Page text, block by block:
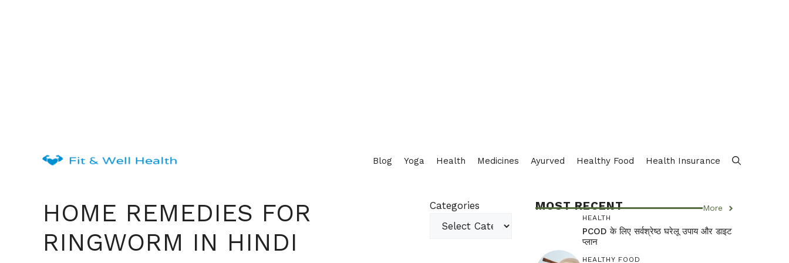
Blog Yoga Health Medicines Ayurved Healthy Food Health Insurance
HOME REMEDIES FOR
RINGWORM IN HINDI
Categories MOST RECENT More
HEALTH
PCOD के लिए सर्वश्रेष्ठ घरेलू उपाय और डाइट
प्लान
HEALTHY FOOD